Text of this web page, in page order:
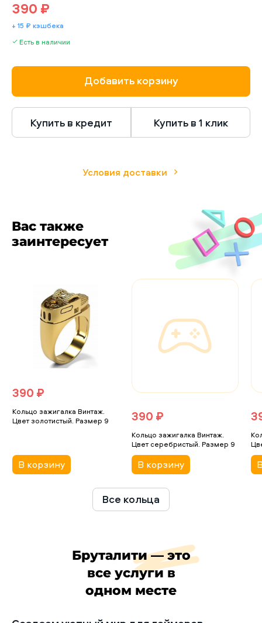
390 ₽
+ 15 ₽ кэшбека
Есть в наличии
Добавить корзину
Купить в кредит Купить в 1 клик
Условия доставки
Вас также
заинтересует
390 ₽
Кольцо зажигалка Винтаж.
Цвет золотистый. Размер 9
В корзину
390 ₽
Кольцо зажигалка Винтаж.
Цвет серебристый. Размер 9
В корзину
Все кольца
Бруталити — это
все услуги в
одном месте